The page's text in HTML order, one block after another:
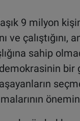
9 milyon
ve çalıştığını,
sahip
bir